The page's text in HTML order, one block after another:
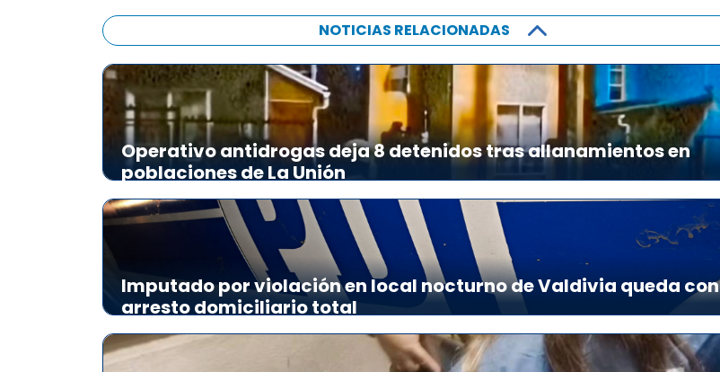
NOTICIAS RELACIONADAS
Operativo antidrogas deja 8 detenidos tras allanamientos en
poblaciones de La Unión
Imputado por violación en local nocturno de Valdivia queda con
arresto domiciliario total